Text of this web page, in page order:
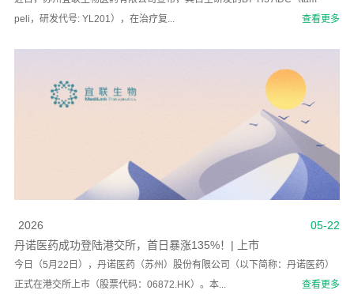
peli，研发代号: YL201），在治疗复...
查看更多
05-22
2026
丹诺医药成功登陆港交所，首日暴涨135%！| 上市
今日（5月22日），丹诺医药（苏州）股份有限公司（以下简称：丹诺医药）
正式在港交所上市（股票代码：06872.HK）。本...
查看更多